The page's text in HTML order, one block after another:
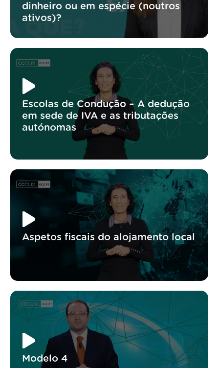
dinheiro ou em espécie (noutros
ativos)?
Escolas de Condução – A dedução
em sede de IVA e as tributações
autónomas
Aspetos fiscais do alojamento local
Modelo 4